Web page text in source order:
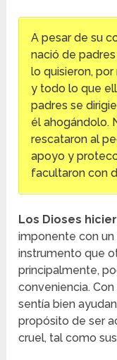
A pesar de su
nació de
lo quisieron,
y todo lo que
padres se
él ahogándolo.
rescataron al
apoyo y
facultaron con
Los Dioses
imponente con un
instrumento que
principalmente,
conveniencia.
sentía bien
propósito de ser
cruel, tal como